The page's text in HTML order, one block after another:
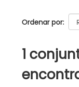
Ordenar por
1